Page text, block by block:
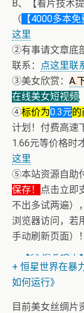
B、【看片技术提
（ 【4000多本
这里
②有事请文章底
联系：
点这里联
③美女欣赏： A.
在线美女短视频;
④标价为0.3元的
计划！付费高速
1.66元等价格时
这里
⑤本站资源自助
保存！
点击立即
不出多试两遍）
浏览器访问，若
手动刷新页面）！
+ 恭喜IP为
理系统核心算法
+ 【真·核心技
+ 恒星世界在暴
如何运行》
+ 恭喜IP为
理系统核心算法
目前美女丝绸片